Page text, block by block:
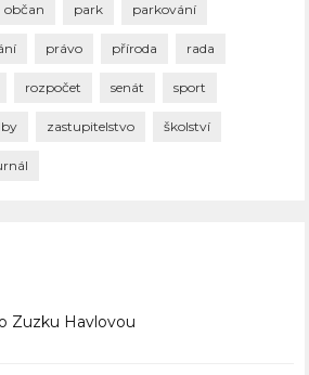
občan park parkování
právo příroda rada
rozpočet senát sport
zastupitelstvo školství
Zuzku Havlovou